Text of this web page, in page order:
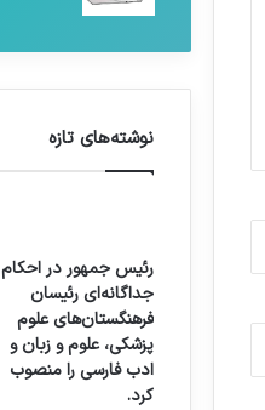
نوشته‌های تازه
رئیس جمهور در احکام
جداگانه‌ای رئیسان
فرهنگستان‌های علوم
پزشکی، علوم و زبان و
ادب فارسی را منصوب
کرد.